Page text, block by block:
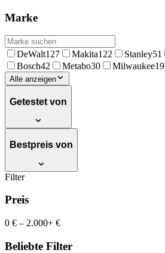
Marke
DeWalt127 Makita122 Stanley51
Bosch42 Metabo30 Milwaukee19
Alle anzeigen
Getestet von
Bestpreis von
Filter
Preis
0 € – 2.000+ €
Beliebte Filter